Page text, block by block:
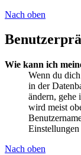
Nach oben
Wie kann ich
Wenn du
in der
ändern, gehe
wird meist
Einstellungen
Nach oben